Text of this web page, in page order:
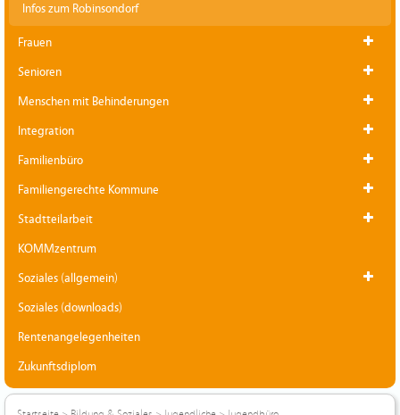
Infos zum Robinsondorf
Frauen
Senioren
Menschen mit Behinderungen
Integration
Familienbüro
Familiengerechte Kommune
Stadtteilarbeit
KOMMzentrum
Soziales (allgemein)
Soziales (downloads)
Rentenangelegenheiten
Zukunftsdiplom